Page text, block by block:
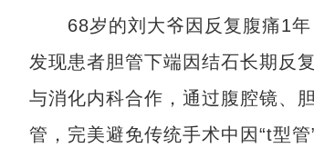
68岁的刘大爷因反复腹痛1年
发现患者胆管下端因结石长期反
与消化内科合作，通过腹腔镜、
管，完美避免传统手术中因“t型